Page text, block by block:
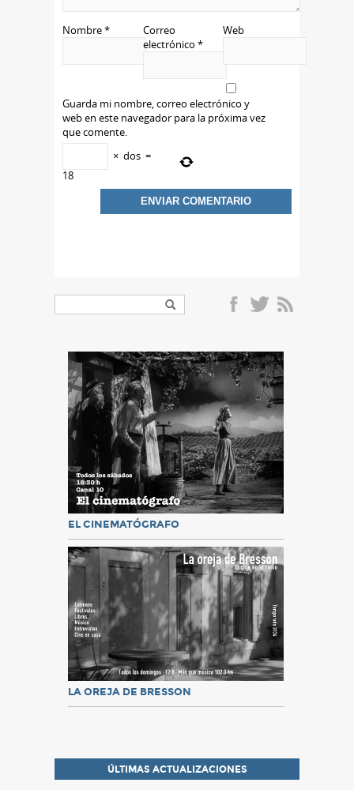
Nombre*
Correo
electrónico *
Web
Guarda mi nombre, correo electrónico y
web en este navegador para la próxima vez
que comente.
× dos =
18
EL CINEMATÓGRAFO
LA OREJA DE BRESSON
ÚLTIMAS ACTUALIZACIONES